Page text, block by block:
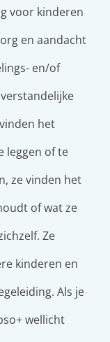
voor kinderen
en aandacht
en/of
het
leggen of te
ze vinden het
of wat ze
Ze
kinderen en
Als je
wellicht